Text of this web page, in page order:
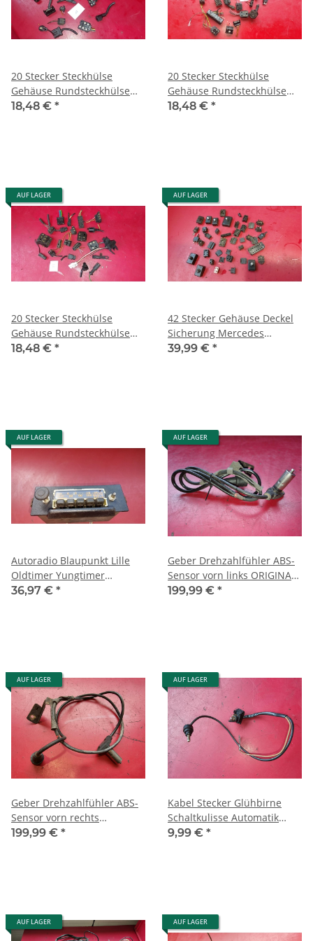
20 Stecker Steckhülse
Gehäuse Rundsteckhülse
Porsche Mercedes W126
18,48 € *
20 Stecker Steckhülse
Gehäuse Rundsteckhülse
Porsche Mercedes W126
18,48 € *
AUF LAGER
20 Stecker Steckhülse
Gehäuse Rundsteckhülse
Porsche Mercedes W126
18,48 € *
AUF LAGER
42 Stecker Gehäuse Deckel
Sicherung Mercedes
Porsche Oldtimer R107
39,99 € *
AUF LAGER
Autoradio Blaupunkt Lille
Oldtimer Yungtimer
Mercedes Porsche VW BMW
36,97 € *
AUF LAGER
Geber Drehzahlfühler ABS-
Sensor vorn links ORIGINAL
Mercedes W123 W126
199,99 € *
AUF LAGER
Geber Drehzahlfühler ABS-
Sensor vorn rechts
ORIGINAL Mercedes 123 126
199,99 € *
AUF LAGER
Kabel Stecker Glühbirne
Schaltkulisse Automatik
Mercedes W123 1235402309
9,99 € *
AUF LAGER AUF LAGER